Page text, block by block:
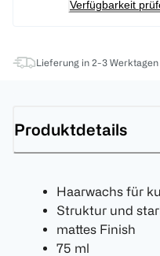
Verfügbarkeit
Lieferung in 2-3 Werktagen
Produktdetails
Haarwachs für
Struktur und
mattes Finish
75 ml